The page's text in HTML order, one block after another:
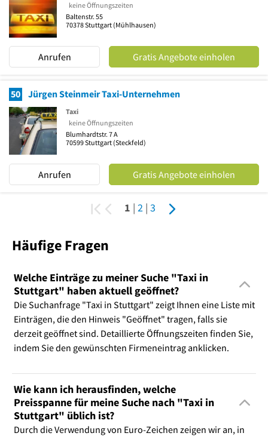
keine Öffnungszeiten
Baltenstr. 55
70378Stuttgart (Mühlhausen)
Anrufen Gratis Angebote einholen
50 Jürgen Steinmeir Taxi-Unternehmen
Taxi
keine Öffnungszeiten
Blumhardtstr. 7 A
70599Stuttgart (Steckfeld)
Anrufen Gratis Angebote einholen
1 | 2 | 3
Häufige Fragen
Welche Einträge zu meiner Suche "Taxi in
Stuttgart" haben aktuell geöffnet?
Die Suchanfrage "Taxi in Stuttgart" zeigt Ihnen eine Liste mit
Einträgen, die den Hinweis "Geöffnet" tragen, falls sie
derzeit geöffnet sind. Detaillierte Öffnungszeiten finden Sie,
indem Sie den gewünschten Firmeneintrag anklicken.
Wie kann ich herausfinden, welche
Preisspanne für meine Suche nach "Taxi in
Stuttgart" üblich ist?
Durch die Verwendung von Euro-Zeichen zeigen wir an, in